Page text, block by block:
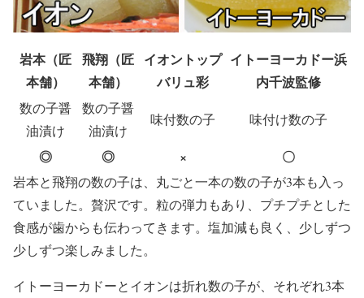
岩本（匠
本舗）
飛翔（匠
本舗）
イオントップ
バリュ彩
イトーヨーカドー浜
内千波監修
数の子醤
油漬け
数の子醤
油漬け
味付数の子 味付け数の子
◎ ◎ × 〇
岩本と飛翔の数の子は、丸ごと一本の数の子が3本も入っ
ていました。贅沢です。粒の弾力もあり、プチプチとした
食感が歯からも伝わってきます。塩加減も良く、少しずつ
少しずつ楽しみました。
イトーヨーカドーとイオンは折れ数の子が、それぞれ3本